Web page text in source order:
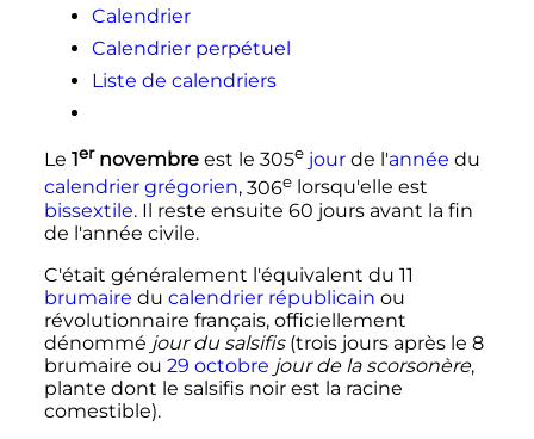
Calendrier
Calendrier perpétuel
Liste de calendriers
Le 1er novembreest le 305e jourde l'année du
calendrier grégorien, 306elorsqu'elle est
bissextile. Il reste ensuite 60 joursavant la fin
de l'année civile.
C'était généralement l'équivalent du 11
brumaire du calendrier républicain ou
révolutionnaire français, officiellement
dénommé jour du salsifis(trois jours après le 8
brumaire ou 29 octobre jour de la scorsonère,
plante dont le salsifis noir est la racine
comestible).